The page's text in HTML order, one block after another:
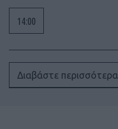
14:00
Διαβάστε περισσότερα